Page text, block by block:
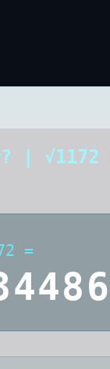
| √1172
=